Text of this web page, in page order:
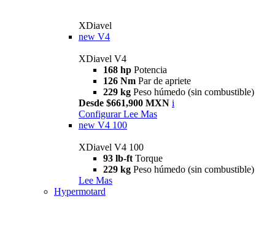
XDiavel
new V4
XDiavel V4
168 hp Potencia
126 Nm Par de apriete
229 kg Peso húmedo (sin combustible)
Desde $661,900 MXN i
Configurar Lee Mas
new V4 100
XDiavel V4 100
93 lb-ft Torque
229 kg Peso húmedo (sin combustible)
Lee Mas
Hypermotard